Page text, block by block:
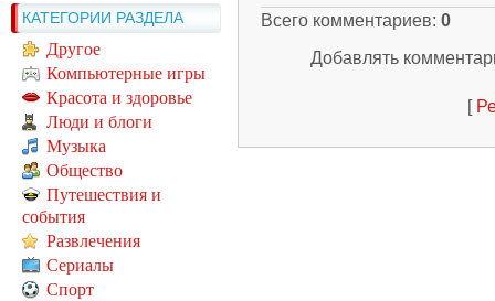
КАТЕГОРИИ РАЗДЕЛА
Другое
Компьютерные игры
Красота и здоровье
Люди и блоги
Музыка
Общество
Путешествия и
события
Развлечения
Сериалы
Спорт
Всего комментариев: 0
Добавлять
[